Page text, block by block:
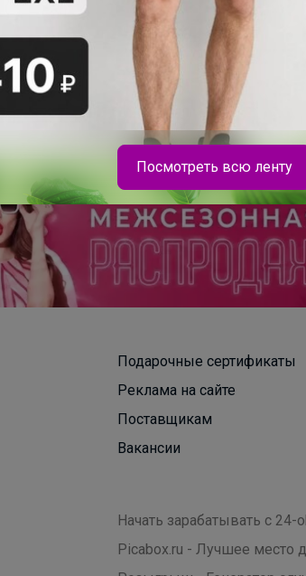
Подарочные сертификаты
Реклама на сайте
Поставщикам
Вакансии
Начать зарабатывать с 24-
Picabox.ru - Лучшее место
Hummingbird и Steiner
готовься к школе с выгодой
Посмотреть всю ленту